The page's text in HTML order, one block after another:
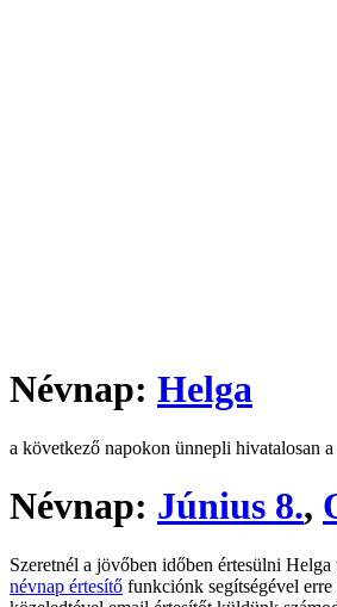
Névnap: Helga
a következő napokon ünnepli hivatalosan a
Névnap: Június 8.,
Szeretnél a jövőben időben értesülni
névnap értesítő funkciónk segítségével erre